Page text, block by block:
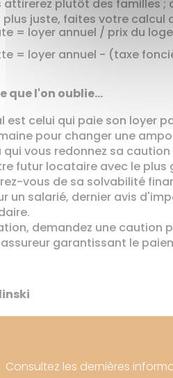
attirerez plutôt des familles
plus juste, faites votre calcul
= loyer annuel / prix du
= loyer annuel - (taxe
que l'on oublie…
est celui qui paie son loyer
pour changer une
vous redonnez sa
futur locataire avec le
vous de sa solvabilité
un salarié, dernier avis
demandez une caution
garantissant le
Consultez les dernières